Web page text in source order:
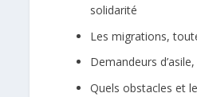
solidarité
Les migrations,
Demandeurs
Quels obstacles et